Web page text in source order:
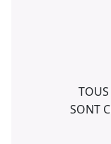
SONT